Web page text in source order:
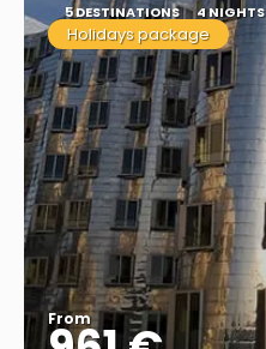
5 DESTINATIONS 4 NIGHTS
Holidays package
From